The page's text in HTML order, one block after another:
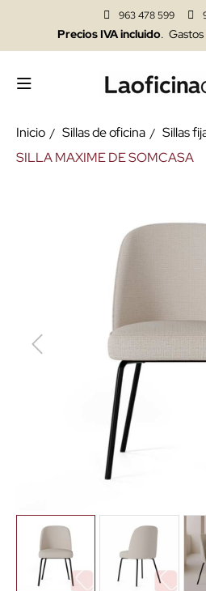
963 478 599
Precios IVA incluido. Gastos
Inicio Sillas de oficina
Sillas
SILLA MAXIME DE SOMCASA